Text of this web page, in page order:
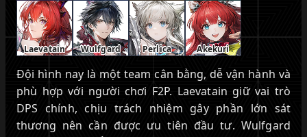
Laevatain Wulfgard Perlica Akekuri
Đội hình nay là một team cân bằng, dễ vận hành và
phù hợp với người chơi F2P. Laevatain giữ vai trò
DPS chính, chịu trách nhiệm gây phần lớn sát
thương nên cần được ưu tiên đầu tư. Wulfgard